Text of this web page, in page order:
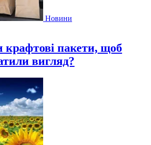
Новини
крафтові пакети, щоб
вигляд?